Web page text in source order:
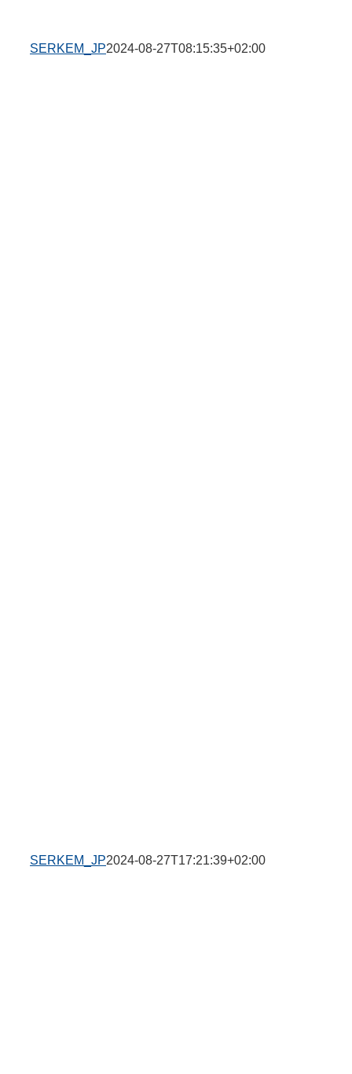
SERKEM_JP2024-08-27T08:15:35+02:00
SERKEM_JP2024-08-27T17:21:39+02:00